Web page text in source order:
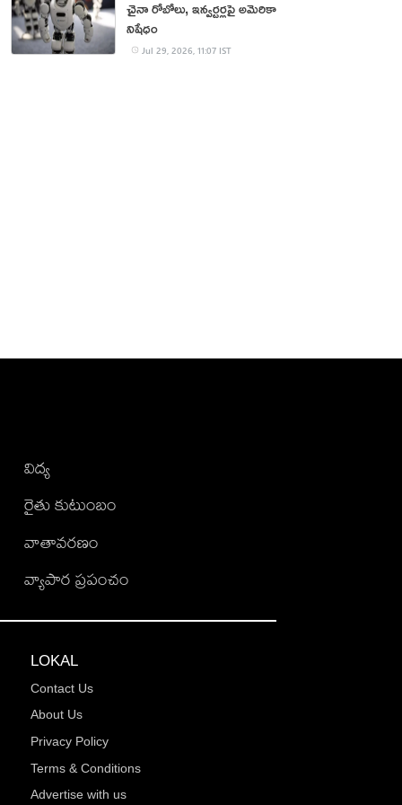
చైనా రోబోలు, ఇన్వర్టర్లపై అమెరికా
నిషేధం
Jul 29, 2026, 11:07 IST
విద్య
రైతు కుటుంబం
వాతావరణం
వ్యాపార ప్రపంచం
LOKAL
Contact Us
About Us
Privacy Policy
Terms & Conditions
Advertise with us